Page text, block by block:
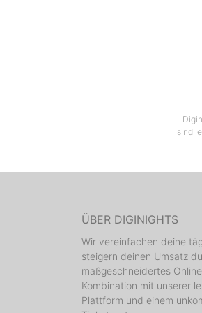
sind
ÜBER DIGINIGHTS
Wir vereinfachen deine
steigern deinen Umsatz
maßgeschneidertes
Kombination mit unserer
Plattform und einem